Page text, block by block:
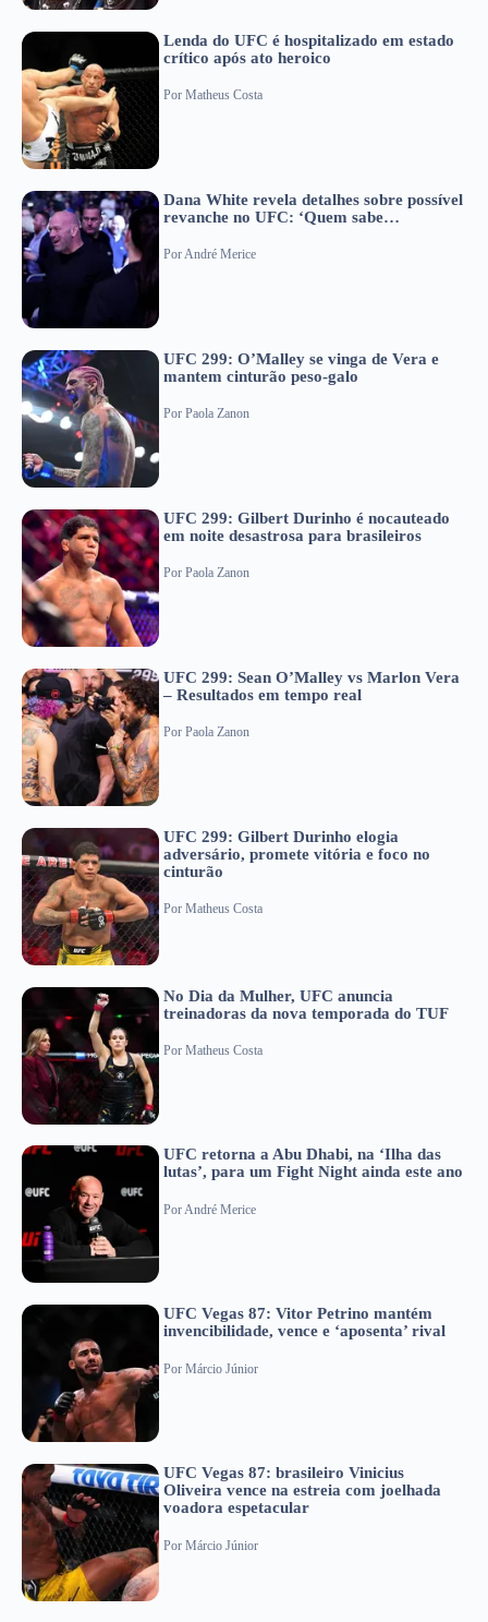
Lenda do UFC é hospitalizado em estado
crítico após ato heroico
Por Matheus Costa
Dana White revela detalhes sobre possível
revanche no UFC: ‘Quem sabe…
PorAndré Merice
UFC 299: O’Malley se vinga de Vera e
mantem cinturão peso-galo
Por Paola Zanon
UFC 299: Gilbert Durinho é nocauteado
em noite desastrosa para brasileiros
Por Paola Zanon
UFC 299: Sean O’Malley vs Marlon Vera
– Resultados em tempo real
Por Paola Zanon
UFC 299: Gilbert Durinho elogia
adversário, promete vitória e foco no
cinturão
Por Matheus Costa
No Dia da Mulher, UFC anuncia
treinadoras da nova temporada do TUF
Por Matheus Costa
UFC retorna a Abu Dhabi, na ‘Ilha das
lutas’, para um Fight Night ainda este ano
PorAndré Merice
UFC Vegas 87: Vitor Petrino mantém
invencibilidade, vence e ‘aposenta’ rival
Por Márcio Júnior
UFC Vegas 87: brasileiro Vinicius
Oliveira vence na estreia com joelhada
voadora espetacular
Por Márcio Júnior